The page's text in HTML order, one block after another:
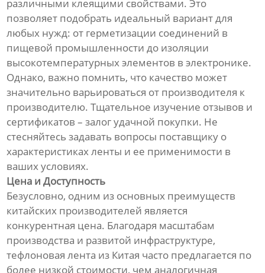
различными клеящими свойствами. Это
позволяет подобрать идеальный вариант для
любых нужд: от герметизации соединений в
пищевой промышленности до изоляции
высокотемпературных элементов в электронике.
Однако, важно помнить, что качество может
значительно варьироваться от производителя к
производителю. Тщательное изучение отзывов и
сертификатов – залог удачной покупки. Не
стесняйтесь задавать вопросы поставщику о
характеристиках ленты и ее применимости в
ваших условиях.
Цена и Доступность
Безусловно, одним из основных преимуществ
китайских производителей является
конкурентная цена. Благодаря масштабам
производства и развитой инфраструктуре,
тефлоновая лента из Китая часто предлагается по
более низкой стоимости, чем аналогичная